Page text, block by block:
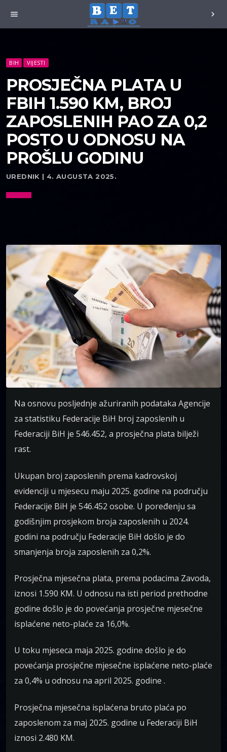
menu chevron_right
BIH VIJESTI
PROSJEČNA PLATA U
FBIH 1.590 KM, BROJ
ZAPOSLENIH PAO ZA 0,2
POSTO U ODNOSU NA
PROŠLU GODINU
UREDNIK | 4. AUGUSTA 2025.
Na osnovu posljednje ažuriranih podataka Agencije
za statistiku Federacije BiH broj zaposlenih u
Federaciji BiH je 546.452, a prosječna plata bilježi
rast.
Ukupan broj zaposlenih prema kadrovskoj
evidenciji u mjesecu maju 2025. godine na području
Federacije BiH je 546.452 osobe. U poređenju sa
godišnjim prosjekom broja zaposlenih u 2024.
godini na području Federacije BiH došlo je do
smanjenja broja zaposlenih za 0,2%.
Prosječna mjesečna plata, prema podacima Zavoda,
iznosi 1.590 KM. U odnosu na isti period prethodne
godine došlo je do povećanja prosječne mjesečne
isplaćene neto-plaće za 16,0%.
U toku mjeseca maja 2025. godine došlo je do
povećanja prosječne mjesečne isplaćene neto-plaće
za 0,4% u odnosu na april 2025. godine .
Prosječna mjesečna isplaćena bruto plaća po
zaposlenom za maj 2025. godine u Federaciji BiH
iznosi 2.480 KM.